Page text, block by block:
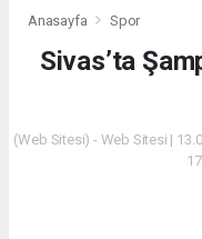
Anasayfa Spor
Sivas’ta
(Web Sitesi) - Web Sitesi |